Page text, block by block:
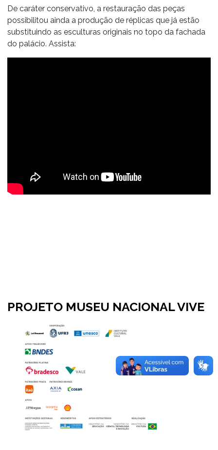
De caráter conservativo, a restauração das peças
possibilitou ainda a produção de réplicas que já estão
substituindo as esculturas originais no topo da fachada
do palácio. Assista:
PROJETO MUSEU NACIONAL VIVE